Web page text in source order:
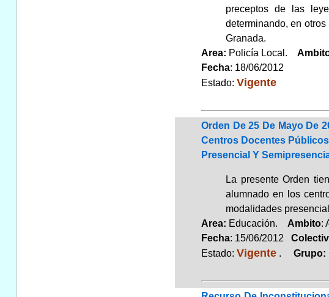
preceptos de las
determinando, en
Granada.
Area: Policía Local.
Fecha: 18/06/2012
Estado: Vigente
Orden De 25 De Mayo De
Centros Docentes
Presencial Y
La presente Orden
alumnado en los
modalidades
Area: Educación. Ambito:
Fecha: 15/06/2012
Estado: Vigente. Grupo: